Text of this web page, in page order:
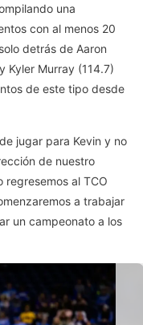
una
con al menos 20
detrás de Aaron
Kyler Murray (114.7)
de este tipo desde
jugar para Kevin y no
de nuestro
regresemos al TCO
a trabajar
un campeonato a los